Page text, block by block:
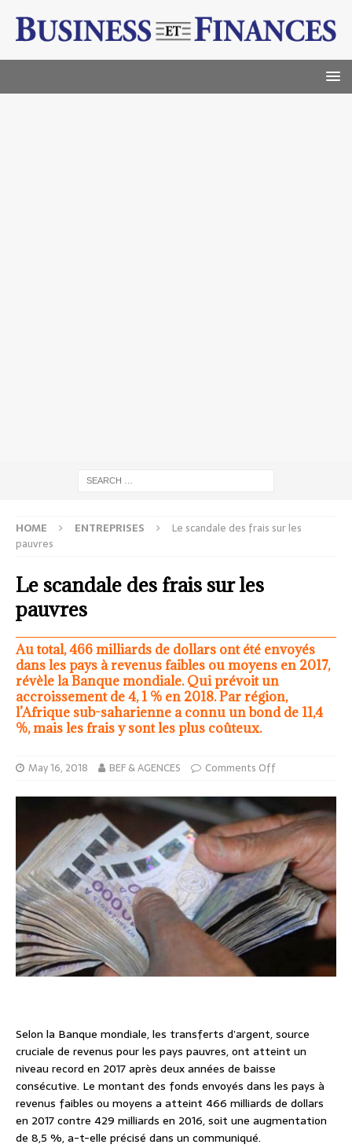
HOME ENTREPRISES
Le scandale des frais sur les
pauvres
Le scandale des frais sur les
pauvres
Au total, 466 milliards de dollars ont été envoyés
dans les pays à revenus faibles ou moyens en 2017,
révèle la Banque mondiale. Qui prévoit un
accroissement de 4, 1 % en 2018. Par région,
l’Afrique sub-saharienne a connu un bond de 11,4
%, mais les frais y sont les plus coûteux.
May 16, 2018 BEF & AGENCES Comments Off
Selon la Banque mondiale, les transferts d’argent, source
cruciale de revenus pour les pays pauvres, ont atteint un
niveau record en 2017 après deux années de baisse
consécutive. Le montant des fonds envoyés dans les pays à
revenus faibles ou moyens a atteint 466 milliards de dollars
en 2017 contre 429 milliards en 2016, soit une augmentation
de 8,5 %, a-t-elle précisé dans un communiqué.